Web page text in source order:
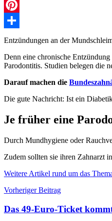
Message
Pinterest
Teilen
Entzündungen an der
Denn eine chronische
Parodontitis. Studien belegen die
Darauf machen die
Die gute Nachricht: Ist ein
Je früher eine
Durch Mundhygiene oder
Zudem sollten sie ihren Zahnarzt
Weitere Artikel rund um das
Beitragsnavigation
Vorheriger Beitrag
Das 49-Euro-Ticket